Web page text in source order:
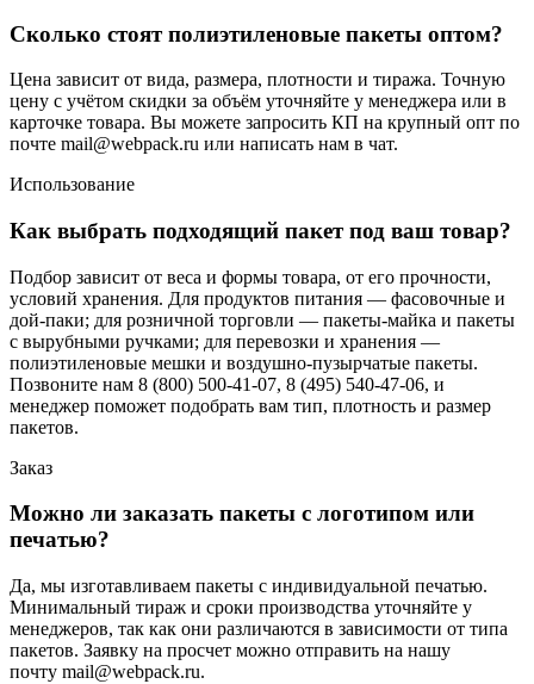
Сколько стоят полиэтиленовые пакеты оптом?
Цена зависит от вида, размера, плотности и тиража. Точную
цену с учётом скидки за объём уточняйте у менеджера или в
карточке товара. Вы можете запросить КП на крупный опт по
почте mail@webpack.ru или написать нам в чат.
Использование
Как выбрать подходящий пакет под ваш товар?
Подбор зависит от веса и формы товара, от его прочности,
условий хранения. Для продуктов питания — фасовочные и
дой-паки; для розничной торговли — пакеты-майка и пакеты
с вырубными ручками; для перевозки и хранения —
полиэтиленовые мешки и воздушно-пузырчатые пакеты.
Позвоните нам 8 (800) 500-41-07, 8 (495) 540-47-06, и
менеджер поможет подобрать вам тип, плотность и размер
пакетов.
Заказ
Можно ли заказать пакеты с логотипом или
печатью?
Да, мы изготавливаем пакеты с индивидуальной печатью.
Минимальный тираж и сроки производства уточняйте у
менеджеров, так как они различаются в зависимости от типа
пакетов. Заявку на просчет можно отправить на нашу
почту mail@webpack.ru.